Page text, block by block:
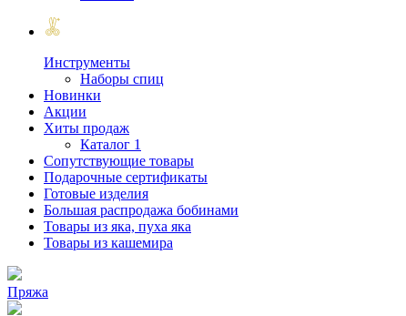
Инструменты
Наборы спиц
Новинки
Акции
Хиты продаж
Каталог 1
Сопутствующие товары
Подарочные сертификаты
Готовые изделия
Большая распродажа бобинами
Товары из яка, пуха яка
Товары из кашемира
Пряжа